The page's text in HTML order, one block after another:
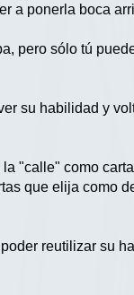
a ponerla boca
pero sólo tú
su habilidad y
"calle" como
que elija como
reutilizar su